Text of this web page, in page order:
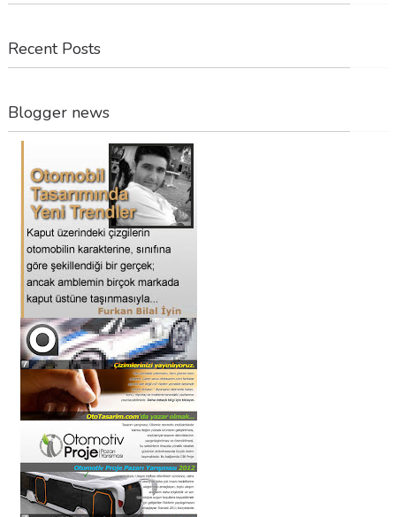
Recent Posts
Blogger news